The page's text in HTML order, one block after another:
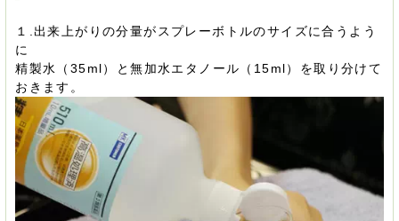
１.出来上がりの分量がスプレーボトルのサイズに合うよう
に
精製水（35ml）と無加水エタノール（15ml）を取り分けて
おきます。